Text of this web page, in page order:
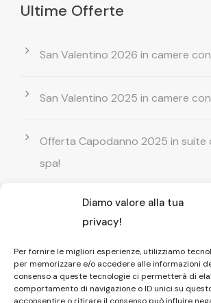
Diamo valore alla tua
privacy!
Per fornire le migliori esperienze, utilizziamo
per memorizzare e/o accedere alle informazioni
consenso a queste tecnologie ci permetterà di
comportamento di navigazione o ID unici su
Ultime Offerte
San Valentino 2026 in camere
San Valentino 2025 in camere
Offerta Capodanno 2025 in suite
spa!
Offerta Natale in camera con vasca
idromassaggio ! Prenota il tuo
Entrata GRATUITA in Piscina
di coppia